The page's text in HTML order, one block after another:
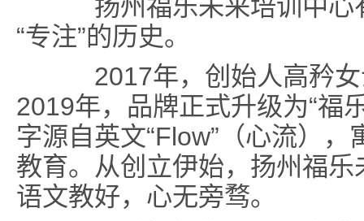
扬州福乐未来培训中心
“专注”的历史。
2017年，创始人高矜女
2019年，品牌正式升级为“福
字源自英文“Flow”（心流）
教育。从创立伊始，扬州福
语文教好，心无旁骛。